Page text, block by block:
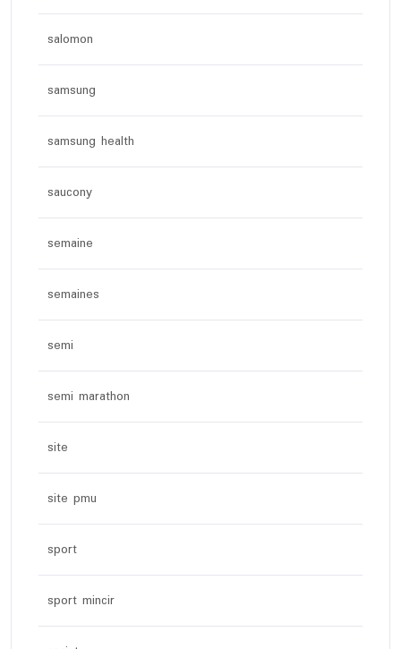
salomon
samsung
samsung health
saucony
semaine
semaines
semi
semi marathon
site
site pmu
sport
sport mincir